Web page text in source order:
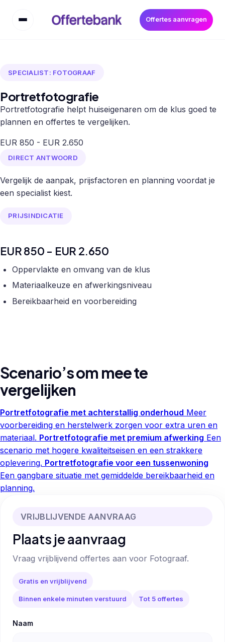
Offertes aanvragen
SPECIALIST: FOTOGRAAF
Portretfotografie
Portretfotografie helpt huiseigenaren om de klus goed te
plannen en offertes te vergelijken.
EUR 850 - EUR 2.650
DIRECT ANTWOORD
Vergelijk de aanpak, prijsfactoren en planning voordat je
een specialist kiest.
PRIJSINDICATIE
EUR 850 - EUR 2.650
Oppervlakte en omvang van de klus
Materiaalkeuze en afwerkingsniveau
Bereikbaarheid en voorbereiding
Scenario’s om mee te
vergelijken
Portretfotografie met achterstallig onderhoud Meer
voorbereiding en herstelwerk zorgen voor extra uren en
materiaal. Portretfotografie met premium afwerking Een
scenario met hogere kwaliteitseisen en een strakkere
oplevering. Portretfotografie voor een tussenwoning
Een gangbare situatie met gemiddelde bereikbaarheid en
planning.
VRIJBLIJVENDE AANVRAAG
Plaats je aanvraag
Vraag vrijblijvend offertes aan voor Fotograaf.
Gratis en vrijblijvend
Binnen enkele minuten verstuurd Tot 5 offertes
Naam